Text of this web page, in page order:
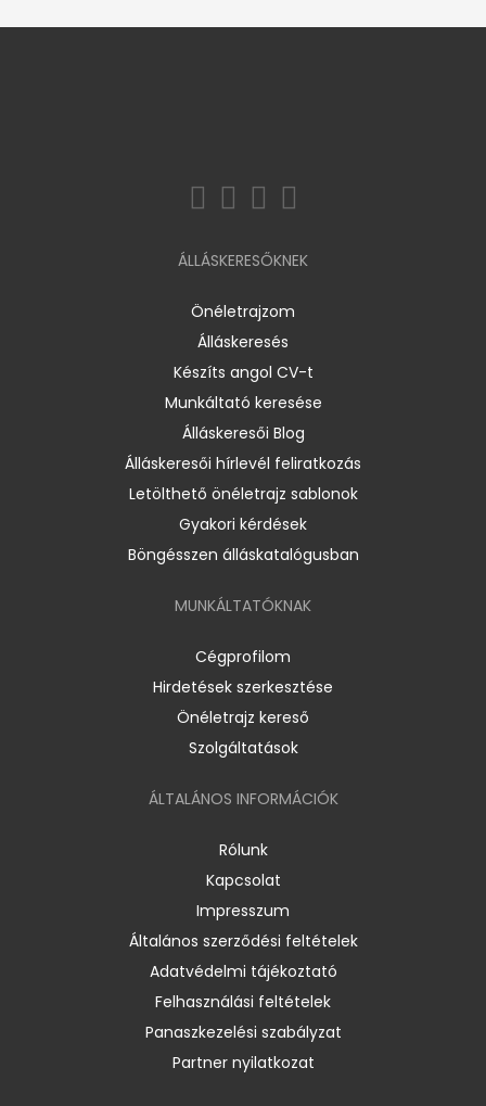
ÁLLÁSKERESŐKNEK
Önéletrajzom
Álláskeresés
Készíts angol CV-t
Munkáltató keresése
Álláskeresői Blog
Álláskeresői hírlevél feliratkozás
Letölthető önéletrajz sablonok
Gyakori kérdések
Böngésszen álláskatalógusban
MUNKÁLTATÓKNAK
Cégprofilom
Hirdetések szerkesztése
Önéletrajz kereső
Szolgáltatások
ÁLTALÁNOS INFORMÁCIÓK
Rólunk
Kapcsolat
Impresszum
Általános szerződési feltételek
Adatvédelmi tájékoztató
Felhasználási feltételek
Panaszkezelési szabályzat
Partner nyilatkozat